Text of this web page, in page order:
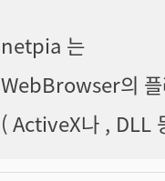
netpia 는
WebBrowser의 플
( ActiveX나 , DLL